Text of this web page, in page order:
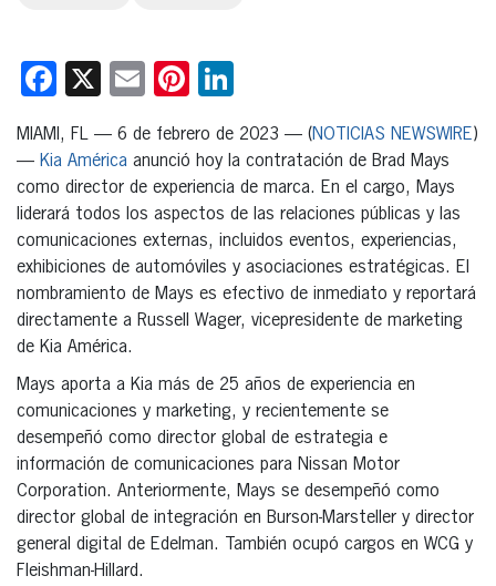
Facebook
X EmailPinterest
MIAMI, FL — 6 de febrero de 2023 — (NOTICIAS NEWSWIRE)
— Kia América anunció hoy la contratación de Brad Mays
como director de experiencia de marca. En el cargo, Mays
liderará todos los aspectos de las relaciones públicas y las
comunicaciones externas, incluidos eventos, experiencias,
exhibiciones de automóviles y asociaciones estratégicas. El
nombramiento de Mays es efectivo de inmediato y reportará
directamente a Russell Wager, vicepresidente de marketing
de Kia América.
Mays aporta a Kia más de 25 años de experiencia en
comunicaciones y marketing, y recientemente se
desempeñó como director global de estrategia e
información de comunicaciones para Nissan Motor
Corporation. Anteriormente, Mays se desempeñó como
director global de integración en Burson-Marsteller y director
general digital de Edelman. También ocupó cargos en WCG y
Fleishman-Hillard.